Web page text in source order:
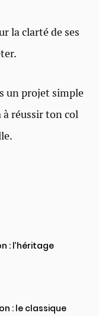
la clarté de ses
un projet simple
à réussir ton col
: l’héritage
: le classique